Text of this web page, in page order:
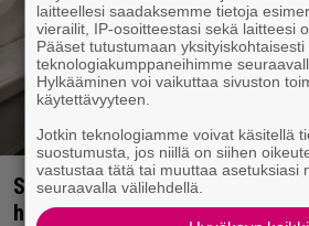
Sampo Kaulanen sai oudon
hoitolaitteessa nytkähdellen
laitteellesi saadaksemme tietoja
vierailit, IP-osoitteestasi sekä laitteesi
Pääset tutustumaan
teknologiakumppaneihimme
Hylkääminen voi vaikuttaa sivuston
käytettävyyteen.
Jotkin teknologiamme voivat käsitellä
suostumusta, jos niillä on siihen
vastustaa tätä tai muuttaa asetuksiasi
seuraavalla välilehdellä.